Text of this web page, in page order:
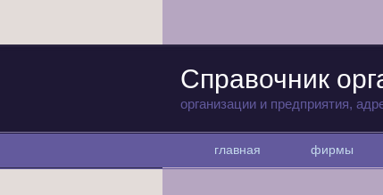
Справочник
организации и предприятия,
главная фирмы